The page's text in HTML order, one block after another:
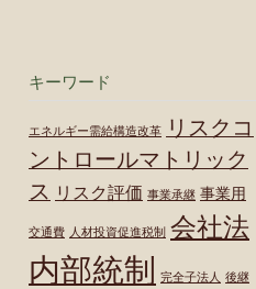
キーワード
エネルギー需給構造改革
リスクコ
ントロールマトリック
ス リスク評価 事業承継 事業用
交通費 人材投資促進税制 会社法
内部統制 完全子法人 後継